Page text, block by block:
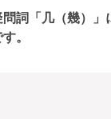
詞「几（幾）
。